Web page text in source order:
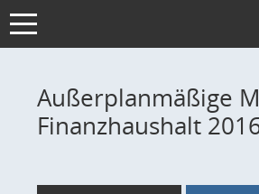
Toggle navigation
Außerplanmäßige
Finanzhaushalt